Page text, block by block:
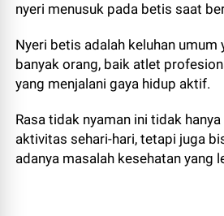
nyeri menusuk pada betis saat
Nyeri betis adalah keluhan umum
banyak orang, baik atlet
yang menjalani gaya hidup aktif.
Rasa tidak nyaman ini tidak
aktivitas sehari-hari, tetapi juga
adanya masalah kesehatan yang